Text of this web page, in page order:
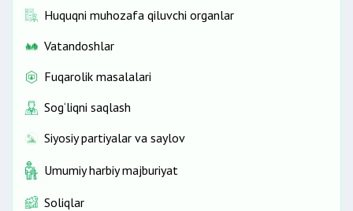
Huquqni muhozafa qiluvchi organlar
Vatandoshlar
Fuqarolik masalalari
Sog‘liqni saqlash
Siyosiy partiyalar va saylov
Umumiy harbiy majburiyat
Soliqlar